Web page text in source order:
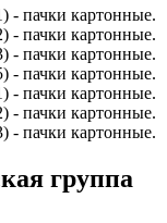
- пачки картонные.
- пачки картонные.
- пачки картонные.
- пачки картонные.
- пачки картонные.
- пачки картонные.
- пачки картонные.
группа